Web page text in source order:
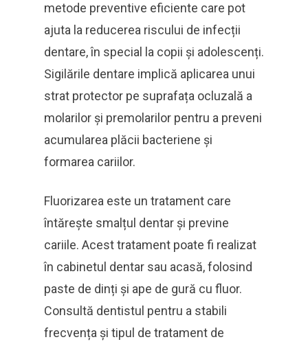
metode preventive eficiente care pot
ajuta la reducerea riscului de infecții
dentare, în special la copii și adolescenți.
Sigilările dentare implică aplicarea unui
strat protector pe suprafața ocluzală a
molarilor și premolarilor pentru a preveni
acumularea plăcii bacteriene și
formarea cariilor.
Fluorizarea este un tratament care
întărește smalțul dentar și previne
cariile. Acest tratament poate fi realizat
în cabinetul dentar sau acasă, folosind
paste de dinți și ape de gură cu fluor.
Consultă dentistul pentru a stabili
frecvența și tipul de tratament de